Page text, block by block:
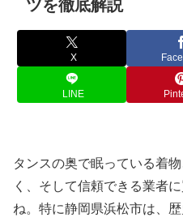
ツを徹底解説
X
LINE
タンスの奥で眠っている着
く、そして信頼できる業者
ね。特に静岡県浜松市は、